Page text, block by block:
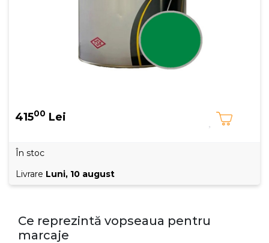
41500 Lei
În stoc
Livrare Luni, 10 august
Ce reprezintă vopseaua pentru
marcaje